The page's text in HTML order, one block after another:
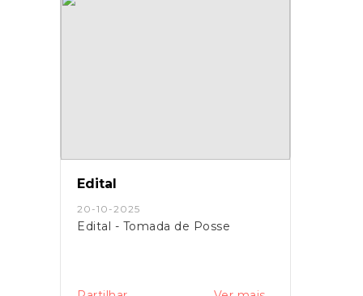
Edital
20-10-2025
Edital - Tomada de Posse